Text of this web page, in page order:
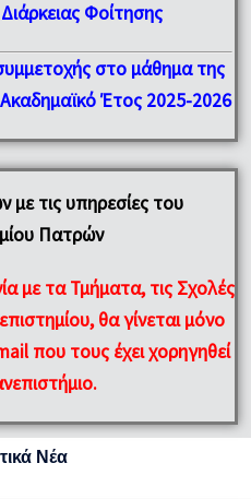
Φοίτησης
στο μάθημα της
Έτος 2025-2026
με τις υπηρεσίες του
Πατρών
με ταΤμήματα, τις Σχολές
, θα γίνεται μόνο
που τους έχει χορηγηθεί
Νέα